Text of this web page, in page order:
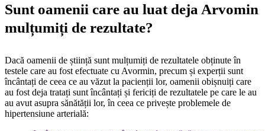
Sunt oamenii care au luat deja Arvomin
mulțumiți de rezultate?
Dacă oamenii de știință sunt mulțumiți de rezultatele obținute în
testele care au fost efectuate cu Avormin, precum și experții sunt
încântați de ceea ce au văzut la pacienții lor, oamenii obișnuiți care
au fost deja tratați sunt încântați și fericiți de rezultatele pe care le au
au avut asupra sănătății lor, în ceea ce privește problemele de
hipertensiune arterială: